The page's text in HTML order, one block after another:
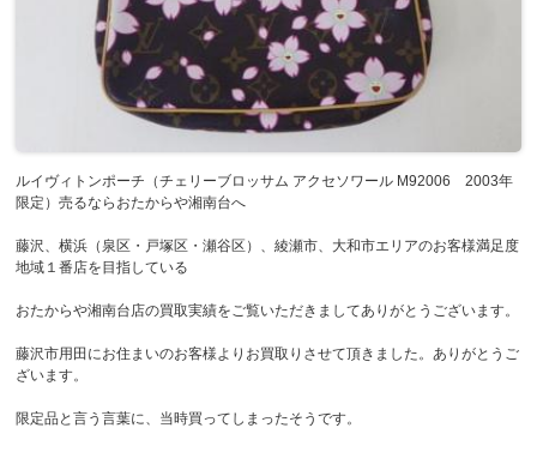
ルイヴィトンポーチ（チェリーブロッサム アクセソワール M92006 2003年
限定）売るならおたからや湘南台へ
藤沢、横浜（泉区・戸塚区・瀬谷区）、綾瀬市、大和市エリアのお客様満足度
地域１番店を目指している
おたからや湘南台店の買取実績をご覧いただきましてありがとうございます。
藤沢市用田にお住まいのお客様よりお買取りさせて頂きました。ありがとうご
ざいます。
限定品と言う言葉に、当時買ってしまったそうです。